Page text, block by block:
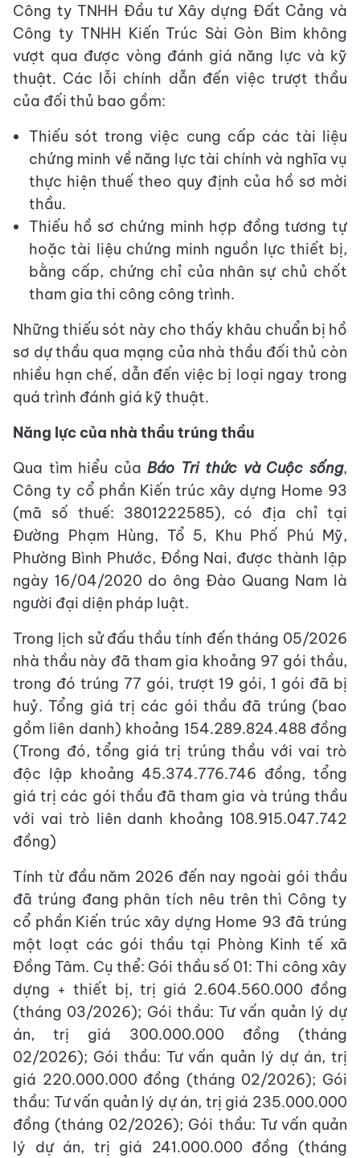
Công ty TNHH Đầu tư Xây dựng Đất Cảng và
Công ty TNHH Kiến Trúc Sài Gòn Bim không
vượt qua được vòng đánh giá năng lực và kỹ
thuật. Các lỗi chính dẫn đến việc trượt thầu
của đối thủ bao gồm:
Thiếu sót trong việc cung cấp các tài liệu
chứng minh về năng lực tài chính và nghĩa vụ
thực hiện thuế theo quy định của hồ sơ mời
thầu.
Thiếu hồ sơ chứng minh hợp đồng tương tự
hoặc tài liệu chứng minh nguồn lực thiết bị,
bằng cấp, chứng chỉ của nhân sự chủ chốt
tham gia thi công công trình.
Những thiếu sót này cho thấy khâu chuẩn bị hồ
sơ dự thầu qua mạng của nhà thầu đối thủ còn
nhiều hạn chế, dẫn đến việc bị loại ngay trong
quá trình đánh giá kỹ thuật.
Năng lực của nhà thầu trúng thầu
Qua tìm hiểu củaBáo Tri thức và Cuộc sống,
Công ty cổ phần Kiến trúc xây dựng Home 93
(mã số thuế: 3801222585), có địa chỉ tại
Đường Phạm Hùng, Tổ 5, Khu Phố Phú Mỹ,
Phường Bình Phước, Đồng Nai, được thành lập
ngày 16/04/2020 do ông Đào Quang Nam là
người đại diện pháp luật.
Trong lịch sử đấu thầu tính đến tháng 05/2026
nhà thầu này đã tham gia khoảng 97 gói thầu,
trong đó trúng 77 gói, trượt 19 gói, 1 gói đã bị
huỷ. Tổng giá trị các gói thầu đã trúng (bao
gồm liên danh) khoảng 154.289.824.488 đồng
(Trong đó, tổng giá trị trúng thầu với vai trò
độc lập khoảng 45.374.776.746 đồng, tổng
giá trị các gói thầu đã tham gia và trúng thầu
với vai trò liên danh khoảng 108.915.047.742
đồng)
Tính từ đầu năm 2026 đến nay ngoài gói thầu
đã trúng đang phân tích nêu trên thì Công ty
cổ phần Kiến trúc xây dựng Home 93 đã trúng
một loạt các gói thầu tại Phòng Kinh tế xã
Đồng Tâm. Cụ thể: Gói thầu số 01: Thi công xây
dựng + thiết bị, trị giá 2.604.560.000 đồng
(tháng 03/2026); Gói thầu: Tư vấn quản lý dự
án, trị giá 300.000.000 đồng (tháng
02/2026); Gói thầu: Tư vấn quản lý dự án, trị
giá 220.000.000 đồng (tháng 02/2026); Gói
thầu: Tư vấn quản lý dự án, trị giá 235.000.000
đồng (tháng 02/2026); Gói thầu: Tư vấn quản
lý dự án, trị giá 241.000.000 đồng (tháng